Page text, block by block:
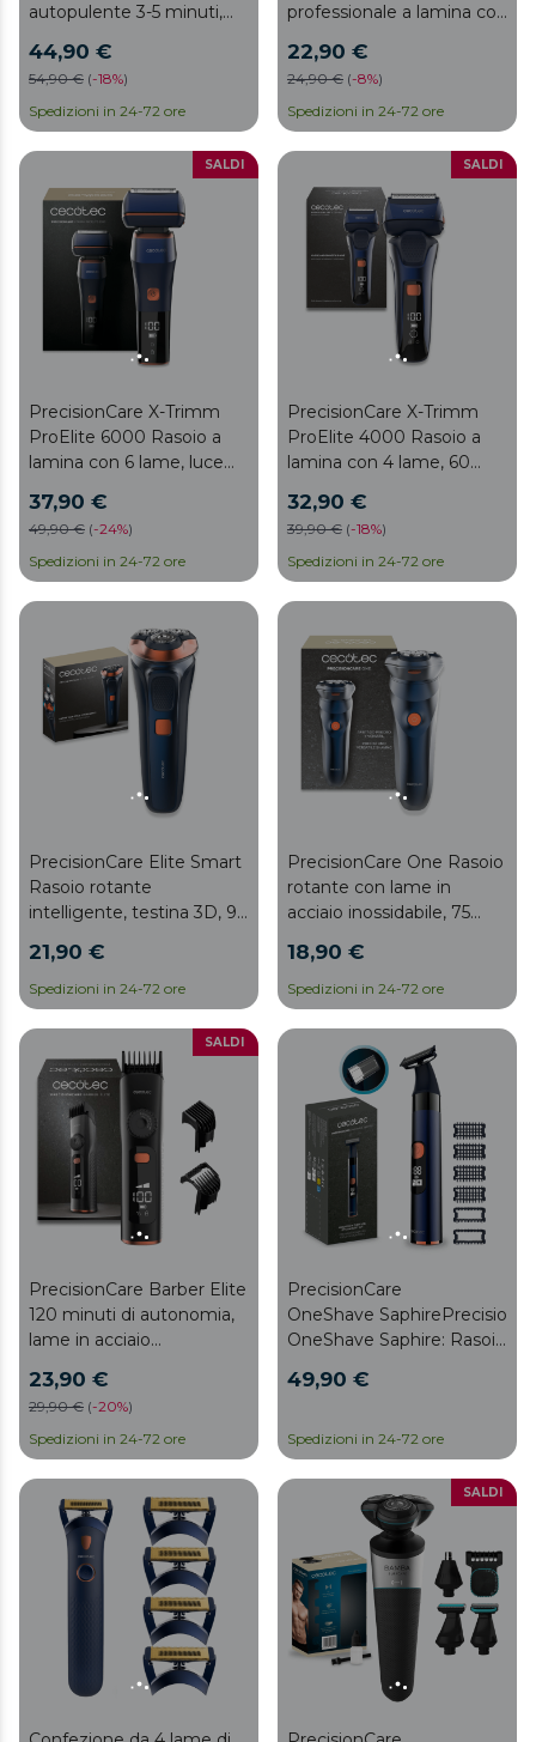
autopulente 3-5 minuti,
autopulente, Durata di 90
minuti, Lame in titanio
44,90 €
54,90 € (-18%)
Spedizioni in 24-72 ore
professionale a lamina con
9000 giri al minuto, 3
velocità, lame in titanio
con affilatura a lunga
durata, Display a LED con
percentuale di batteria e
giri al minuto, Autonomia
di 2 ore, Cappuccio
protettivo e custodia da
viaggio
22,90 €
24,90 € (-8%)
Spedizioni in 24-72 ore
SALDI
PrecisionCare X-Trimm
ProElite 6000 Rasoio a
lamina con 6 lame, luce
autonomia, ricarica rapida.
37,90 €
49,90 € (-24%)
Spedizioni in 24-72 ore
SALDI
PrecisionCare X-Trimm
ProElite 4000 Rasoio a
lamina con 4 lame, 60
ricarica rapida, display,
7500 giri/min
32,90 €
39,90 € (-18%)
Spedizioni in 24-72 ore
PrecisionCare Elite Smart
Rasoio rotante
intelligente, testina 3D, 90
display
21,90 €
Spedizioni in 24-72 ore
PrecisionCare One Rasoio
rotante con lame in
acciaio inossidabile, 75
lame autoaffilanti
18,90 €
Spedizioni in 24-72 ore
SALDI
PrecisionCare Barber Elite
120 minuti di autonomia,
lame in acciaio
pettini
23,90 €
29,90 € (-20%)
Spedizioni in 24-72 ore
PrecisionCare
OneShave
OneShave Saphire: Rasoio
90 minuti, lame in acciaio
display
49,90 €
Spedizioni in 24-72 ore
SALDI